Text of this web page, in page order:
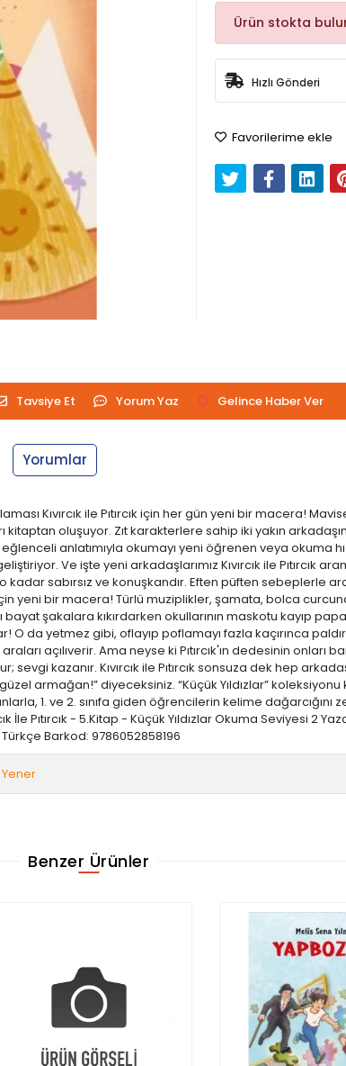
Ürün stokta
Hızlı Gönderi
Favorilerime ekle
Tavsiye Et Yorum Yaz Gelince Haber Ver
Yorumlar
Kıvırcık ile Pıtırcık için her gün yeni bir macera!
kitaptan oluşuyor. Zıt karakterlere sahip iki yakın
anlatımıyla okumayı yeni öğrenen veya okuma
Ve işte yeni arkadaşlarımız Kıvırcık ile Pıtırcık
kadar sabırsız ve konuşkandır. Eften püften
yeni bir macera! Türlü muziplikler, şamata, bolca
bayat şakalara kıkırdarken okullarının maskotu kayıp
da yetmez gibi, oflayıp poflamayı fazla kaçırınca
açılıverir. Ama neyse ki Pıtırcık'ın dedesinin onları
kazanır. Kıvırcık ile Pıtırcık sonsuza dek hep arkadaş
armağan!” diyeceksiniz. “Küçük Yıldızlar”
1. ve 2. sınıfa giden öğrencilerin kelime
Pıtırcık - 5.Kitap - Küçük Yıldızlar Okuma Seviyesi 2
Türkçe Barkod: 9786052858196
Benzer Ürünler